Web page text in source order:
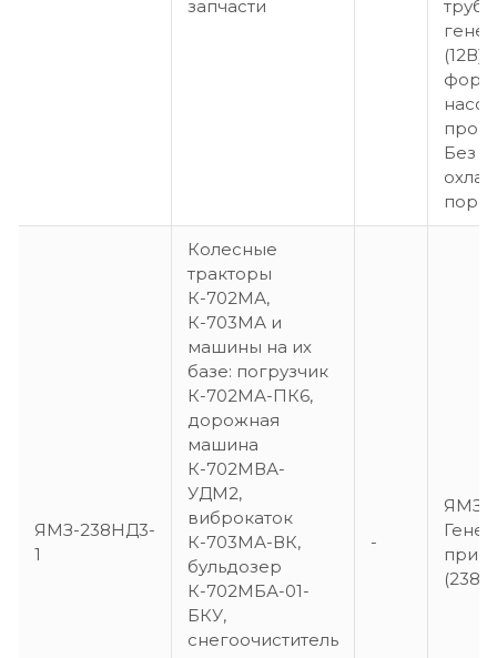
запчасти
Без
ЯМЗ-238НД3-
1
Колесные
тракторы
К-702МА,
К-703МА и
машины на их
базе: погрузчик
К-702МА-ПК6,
дорожная
машина
К-702МВА-
УДМ2,
виброкаток
К-703МА-ВК,
бульдозер
К-702МБА-01-
БКУ,
снегоочиститель
-
ЯМЗ-